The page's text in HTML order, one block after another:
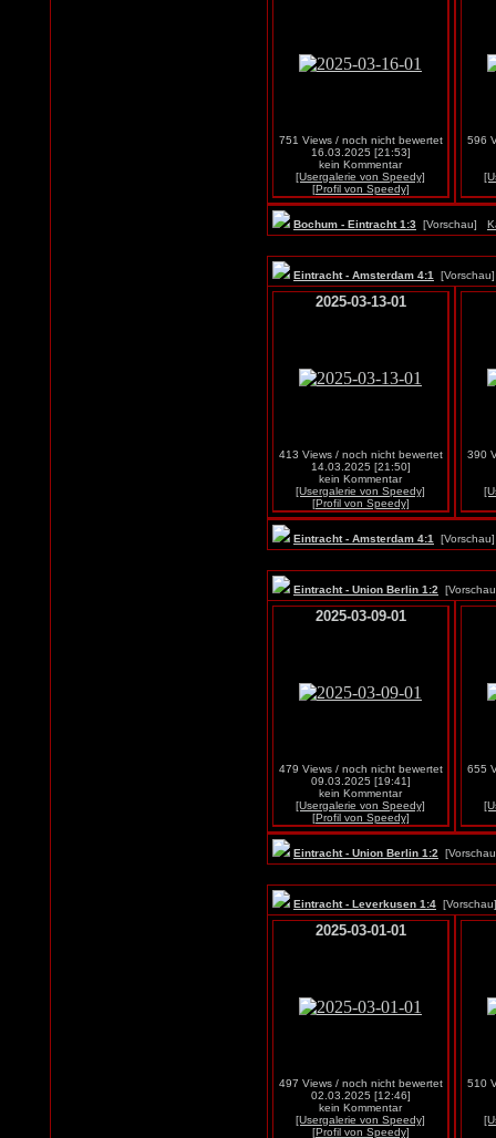
751 Views / noch nicht bewertet
16.03.2025 [21:53]
kein Kommentar
[Usergalerie von Speedy]
[Profil von Speedy]
596
Bochum - Eintracht 1:3 [Vorschau]
Eintracht - Amsterdam 4:1
2025-03-13-01
413 Views / noch nicht bewertet
14.03.2025 [21:50]
kein Kommentar
[Usergalerie von Speedy]
[Profil von Speedy]
390
Eintracht - Amsterdam 4:1
Eintracht - Union Berlin 1:2
2025-03-09-01
479 Views / noch nicht bewertet
09.03.2025 [19:41]
kein Kommentar
[Usergalerie von Speedy]
[Profil von Speedy]
655
Eintracht - Union Berlin 1:2
Eintracht - Leverkusen 1:4
2025-03-01-01
497 Views / noch nicht bewertet
02.03.2025 [12:46]
kein Kommentar
[Usergalerie von Speedy]
[Profil von Speedy]
510